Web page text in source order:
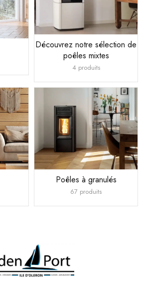
Découvrez notre sélection de
poêles mixtes
4 produits
Poêles à granulés
67 produits